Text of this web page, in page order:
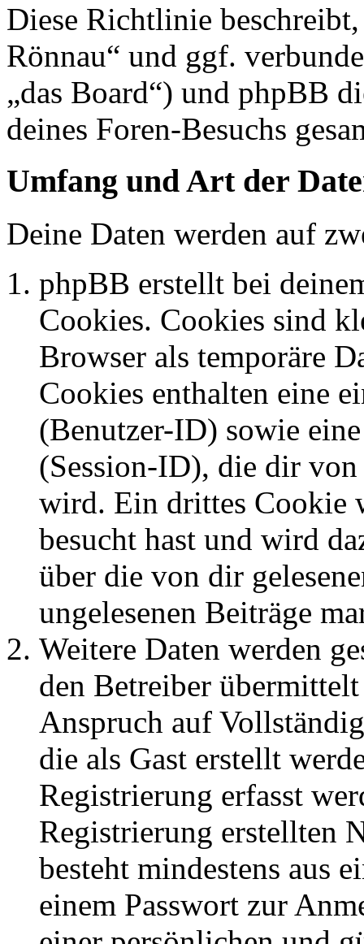
Diese Richtlinie
Rönnau“ und ggf.
„das Board“) und phpBB
deines Foren-Besuchs
Umfang und Art der
Deine Daten werden auf
phpBB erstellt bei
Cookies. Cookies sind
Browser als temporäre
Cookies enthalten eine
(Benutzer-ID) sowie
(Session-ID), die dir
wird. Ein drittes Cookie
besucht hast und wird
über die von dir
ungelesenen Beiträge
Weitere Daten werden
den Betreiber
Anspruch auf
die als Gast erstellt
Registrierung erfasst
Registrierung erstellten
besteht mindestens aus
einem Passwort zur